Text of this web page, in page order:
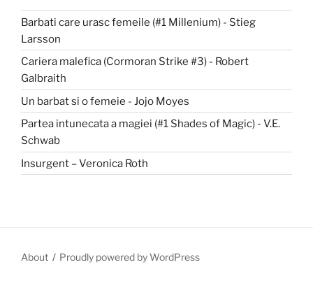
Barbati care urasc femeile (#1 Millenium) - Stieg
Larsson
Cariera malefica (Cormoran Strike #3) - Robert
Galbraith
Un barbat si o femeie - Jojo Moyes
Partea intunecata a magiei (#1 Shades of Magic) - V.E.
Schwab
Insurgent – Veronica Roth
About Proudly powered by WordPress